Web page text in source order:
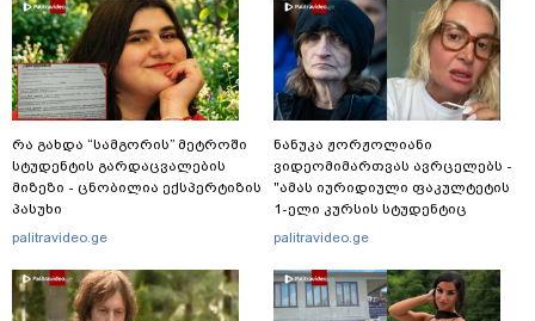
რა გახდა “სამგორის” მეტროში
სტუდენტის გარდაცვალების
მიზეზი - ცნობილია ექსპერტიზის
პასუხი
palitravideo.ge
ნანუკა ჟორჟოლიანი
ვიდეომიმართვას ავრცელებს -
"ამას იურიდიული ფაკულტეტის
1-ელი კურსის სტუდენტიც
იკითხავს"
palitravideo.ge